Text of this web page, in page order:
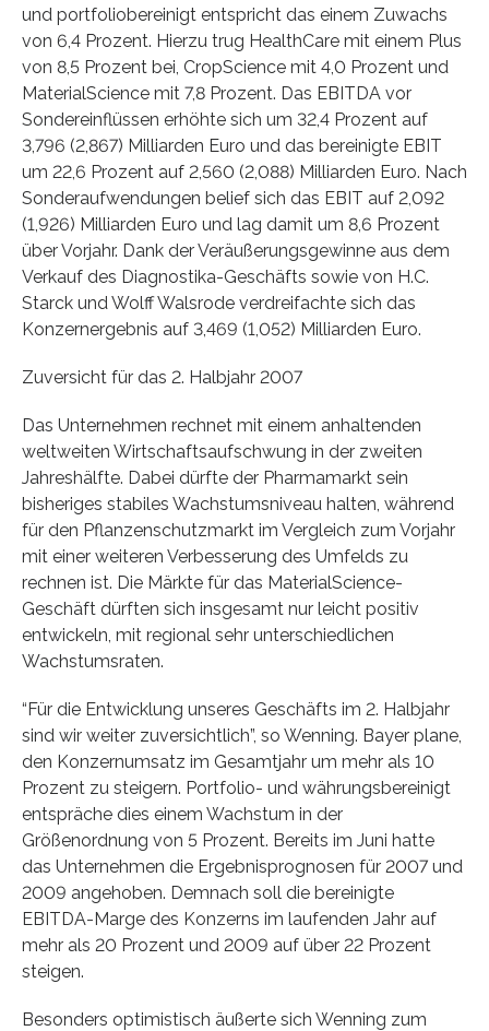
und portfoliobereinigt entspricht das einem Zuwachs
von 6,4 Prozent. Hierzu trug HealthCare mit einem Plus
von 8,5 Prozent bei, CropScience mit 4,0 Prozent und
MaterialScience mit 7,8 Prozent. Das EBITDA vor
Sondereinflüssen erhöhte sich um 32,4 Prozent auf
3,796 (2,867) Milliarden Euro und das bereinigte EBIT
um 22,6 Prozent auf 2,560 (2,088) Milliarden Euro. Nach
Sonderaufwendungen belief sich das EBIT auf 2,092
(1,926) Milliarden Euro und lag damit um 8,6 Prozent
über Vorjahr. Dank der Veräußerungsgewinne aus dem
Verkauf des Diagnostika-Geschäfts sowie von H.C.
Starck und Wolff Walsrode verdreifachte sich das
Konzernergebnis auf 3,469 (1,052) Milliarden Euro.
Zuversicht für das 2. Halbjahr 2007
Das Unternehmen rechnet mit einem anhaltenden
weltweiten Wirtschaftsaufschwung in der zweiten
Jahreshälfte. Dabei dürfte der Pharmamarkt sein
bisheriges stabiles Wachstumsniveau halten, während
für den Pflanzenschutzmarkt im Vergleich zum Vorjahr
mit einer weiteren Verbesserung des Umfelds zu
rechnen ist. Die Märkte für das MaterialScience-
Geschäft dürften sich insgesamt nur leicht positiv
entwickeln, mit regional sehr unterschiedlichen
Wachstumsraten.
“Für die Entwicklung unseres Geschäfts im 2. Halbjahr
sind wir weiter zuversichtlich”, so Wenning. Bayer plane,
den Konzernumsatz im Gesamtjahr um mehr als 10
Prozent zu steigern. Portfolio- und währungsbereinigt
entspräche dies einem Wachstum in der
Größenordnung von 5 Prozent. Bereits im Juni hatte
das Unternehmen die Ergebnisprognosen für 2007 und
2009 angehoben. Demnach soll die bereinigte
EBITDA-Marge des Konzerns im laufenden Jahr auf
mehr als 20 Prozent und 2009 auf über 22 Prozent
steigen.
Besonders optimistisch äußerte sich Wenning zum